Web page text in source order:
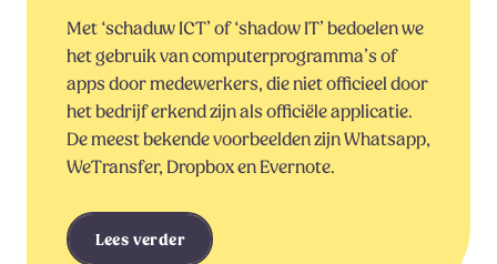
Met ‘schaduw ICT’ of ‘shadow IT’ bedoelen we
het gebruik van computerprogramma’s of
apps door medewerkers, die niet officieel door
het bedrijf erkend zijn als officiële applicatie.
De meest bekende voorbeelden zijn Whatsapp,
WeTransfer, Dropbox en Evernote.
Lees verder